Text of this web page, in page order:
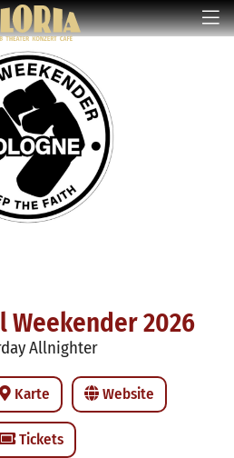
Weekender 2026
Allnighter
Karte Website
Tickets